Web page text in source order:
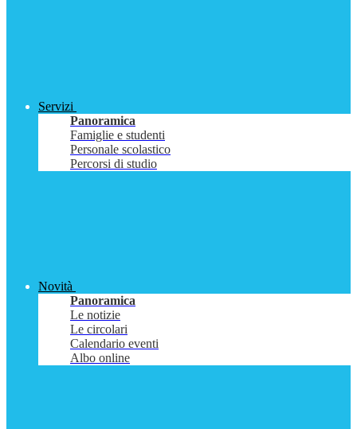
Servizi
Panoramica
Famiglie e studenti
Personale scolastico
Percorsi di studio
Novità
Panoramica
Le notizie
Le circolari
Calendario eventi
Albo online